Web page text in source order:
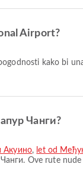
Airport?
Чанги?
Акуино, let od
Ove rute nude